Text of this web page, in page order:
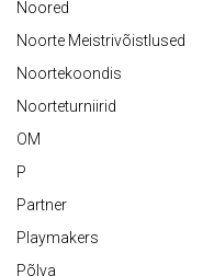
Noored
Noorte Meistrivõistlused
Noortekoondis
Noorteturniirid
OM
P
Partner
Playmakers
Põlva